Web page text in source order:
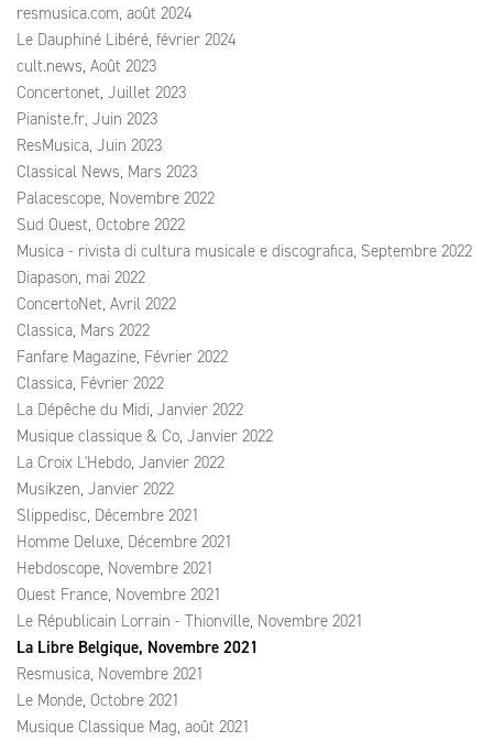
resmusica.com, août 2024
Le Dauphiné Libéré, février 2024
cult.news, Août 2023
Concertonet, Juillet 2023
Pianiste.fr, Juin 2023
ResMusica, Juin 2023
Classical News, Mars 2023
Palacescope, Novembre 2022
Sud Ouest, Octobre 2022
Musica - rivista di cultura musicale e discografica, Septembre 2022
Diapason, mai 2022
ConcertoNet, Avril 2022
Classica, Mars 2022
Fanfare Magazine, Février 2022
Classica, Février 2022
La Dépêche du Midi, Janvier 2022
Musique classique & Co, Janvier 2022
La Croix L'Hebdo, Janvier 2022
Musikzen, Janvier 2022
Slippedisc, Décembre 2021
Homme Deluxe, Décembre 2021
Hebdoscope, Novembre 2021
Ouest France, Novembre 2021
Le Républicain Lorrain - Thionville, Novembre 2021
La Libre Belgique, Novembre 2021
Resmusica, Novembre 2021
Le Monde, Octobre 2021
Musique Classique Mag, août 2021